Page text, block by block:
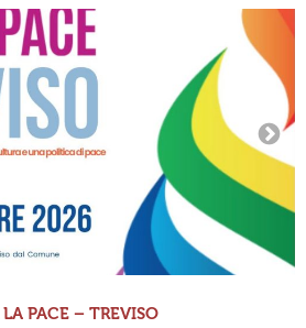
PACE – TREVISO